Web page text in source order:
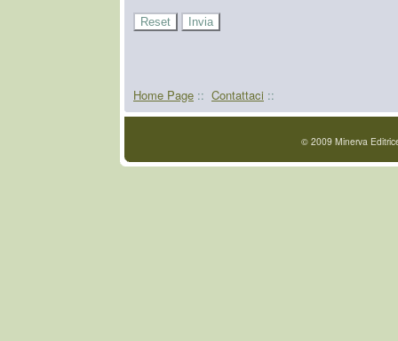
Home Page :: Contattaci ::
© 2009 Minerva